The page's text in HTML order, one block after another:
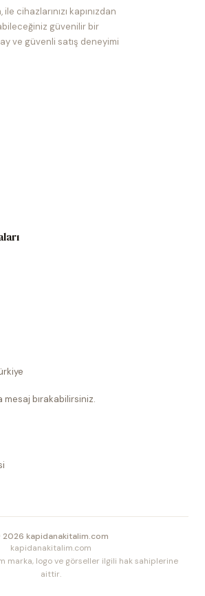
cihazlarınızı kapınızdan
güvenilir bir
ve güvenli satış deneyimi
bırakabilirsiniz.
2026 kapidanakitalim.com
kapidanakitalim.com
marka, logo ve görseller ilgili hak sahiplerine
aittir.